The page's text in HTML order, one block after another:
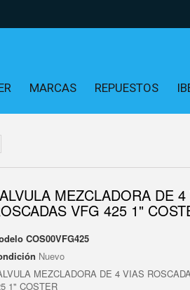
MARCAS REPUESTOS
MEZCLADORA DE
VFG 425 1"
COS00VFG425
Nuevo
MEZCLADORA DE 4 VIAS
1" COSTER